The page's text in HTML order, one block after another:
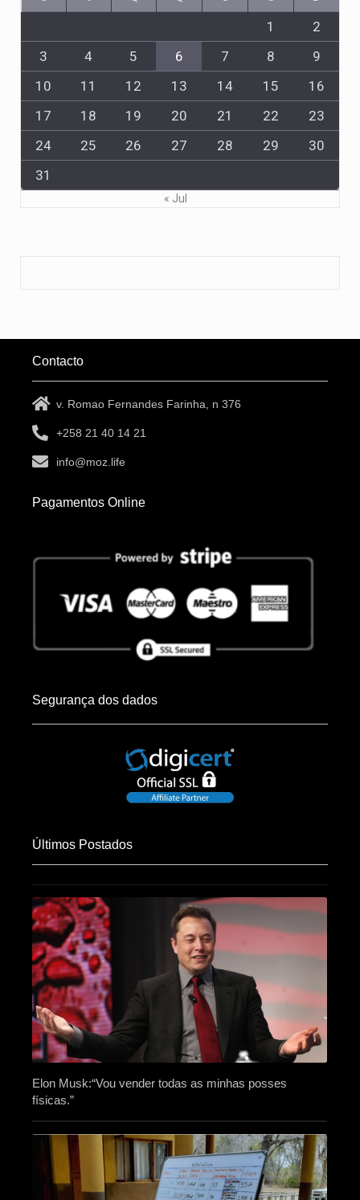
1
2
3
4 5 6 7 8
9
10
11 12 13 14 15
16
17
18 19 20 21 22
23
24
25 26 27 28 29
30
31
« Jul
Contacto
v. Romao Fernandes Farinha, n 376
+258 21 40 14 21
info@moz.life
Pagamentos Online
Segurança dos dados
Últimos Postados
Elon Musk:“Vou vender todas as minhas posses
físicas.”